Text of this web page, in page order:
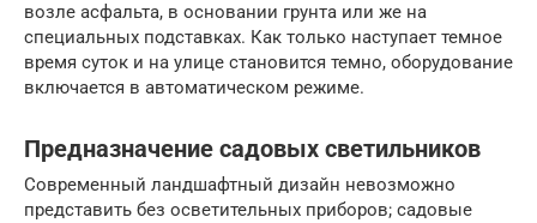
возле асфальта, в основании грунта или же на
специальных подставках. Как только наступает темное
время суток и на улице становится темно, оборудование
включается в автоматическом режиме.
Предназначение садовых светильников
Современный ландшафтный дизайн невозможно
представить без осветительных приборов; садовые